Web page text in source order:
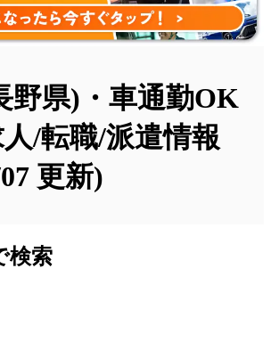
野県)・車通勤OK
/転職/派遣情報
更新)
検索